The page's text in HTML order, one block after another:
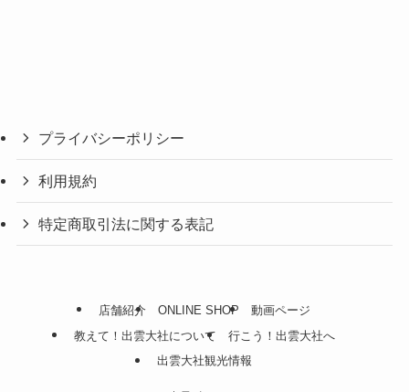
プライバシーポリシー
利用規約
特定商取引法に関する表記
店舗紹介 ONLINE SHOP
動画ページ
教えて！出雲大社について
行こう！出雲大社へ
出雲大社観光情報